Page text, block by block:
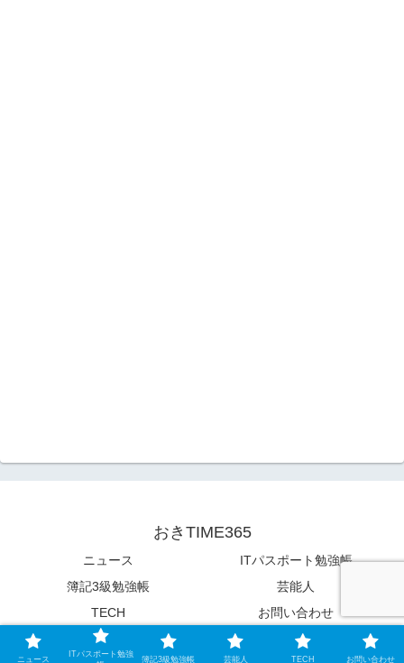
おきTIME365
ニュース
ITパスポート勉強帳
簿記3級勉強帳
芸能人
TECH
お問い合わせ
© 2021 おきTIME365.
ニュース
ITパスポート勉強
簿記3級勉強帳 芸能人 TECH お問い合わせ